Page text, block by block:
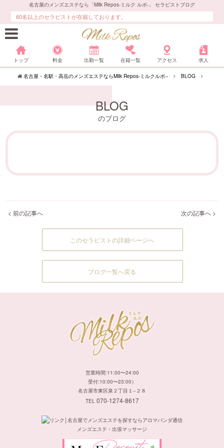
名古屋のメンズエステなら「Milk Repos-ミルク ルポ-」 セラピストブログ
60名以上のセラピストが在籍しております。
トップ 料金 出勤一覧 在籍一覧 アクセス 求人
名古屋・名駅・高岳のメンズエステならMilk Repos-ミルクルポ-- BLOG
BLOG
のブログ
< 前の記事へ 次の記事へ >
このセラピストの詳細ページへ
ブログ一覧へ戻る
営業時間:11:00〜24:00
受付:10:00〜23:00）
名古屋市東区泉２丁目１−２８
TEL 070-1274-8617
メンズエステ・出張マッサージ